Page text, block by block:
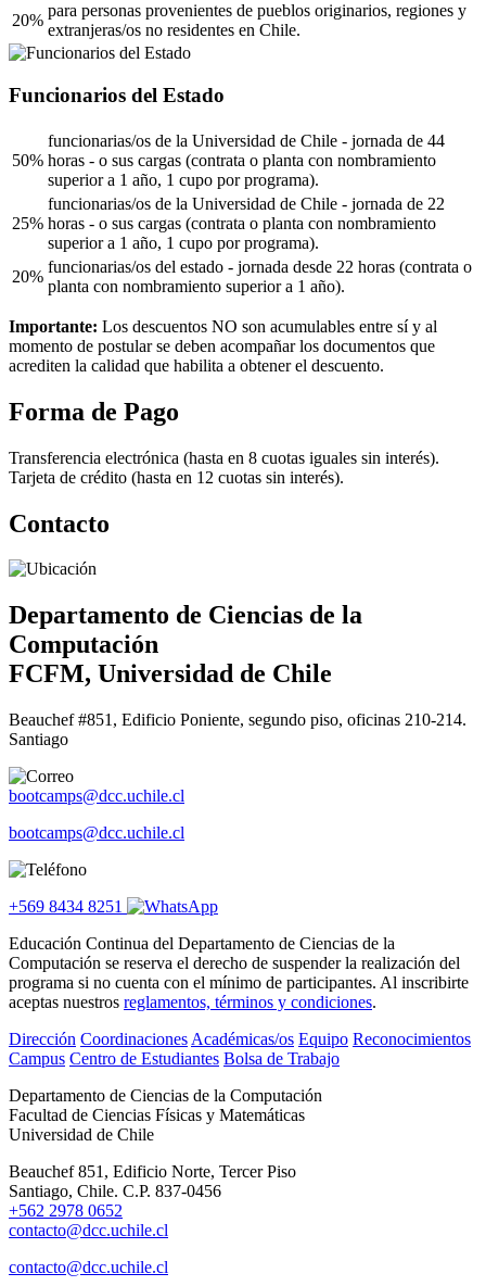
20%
para personas provenientes de pueblos originarios, regiones y
extranjeras/os no residentes en Chile.
Funcionarios del Estado
50%
funcionarias/os de la Universidad de Chile - jornada de 44
horas - o sus cargas (contrata o planta con nombramiento
superior a 1 año, 1 cupo por programa).
25%
funcionarias/os de la Universidad de Chile - jornada de 22
horas - o sus cargas (contrata o planta con nombramiento
superior a 1 año, 1 cupo por programa).
20%
funcionarias/os del estado - jornada desde 22 horas (contrata o
planta con nombramiento superior a 1 año).
Importante: Los descuentos NO son acumulables entre sí y al
momento de postular se deben acompañar los documentos que
acrediten la calidad que habilita a obtener el descuento.
Forma de Pago
Transferencia electrónica (hasta en 8 cuotas iguales sin interés).
Tarjeta de crédito (hasta en 12 cuotas sin interés).
Contacto
Departamento de Ciencias de la
Computación
FCFM, Universidad de Chile
Beauchef #851, Edificio Poniente, segundo piso, oficinas 210-214.
Santiago
bootcamps@dcc.uchile.cl
bootcamps@dcc.uchile.cl
+569 8434 8251
Educación Continua del Departamento de Ciencias de la
Computación se reserva el derecho de suspender la realización del
programa si no cuenta con el mínimo de participantes. Al inscribirte
aceptas nuestros reglamentos, términos y condiciones.
Dirección Coordinaciones Académicas/os Equipo Reconocimientos
Campus Centro de Estudiantes Bolsa de Trabajo
Departamento de Ciencias de la Computación
Facultad de Ciencias Físicas y Matemáticas
Universidad de Chile
Beauchef 851, Edificio Norte, Tercer Piso
Santiago, Chile. C.P. 837-0456
+562 2978 0652
contacto@dcc.uchile.cl
contacto@dcc.uchile.cl